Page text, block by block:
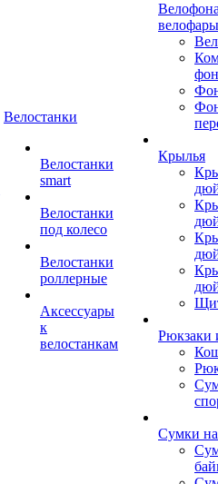
Велостанки
Велостанки
smart
Велостанки
под колесо
Велостанки
роллерные
Аксессуары
к
велостанкам
велофары
Крылья
Рюкзаки
Сумки